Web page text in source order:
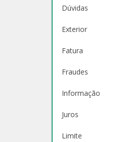
Dúvidas
Exterior
Fatura
Fraudes
Informação
Juros
Limite